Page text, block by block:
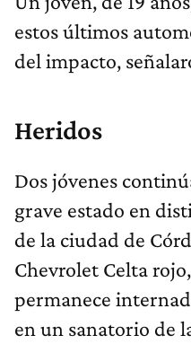
estos últimos
del impacto,
Heridos
Dos jóvenes
grave estado en
de la ciudad de
Chevrolet Celta
permanece
en un sanatorio de